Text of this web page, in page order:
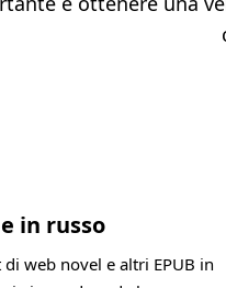
in russo
web novel e altri EPUB in